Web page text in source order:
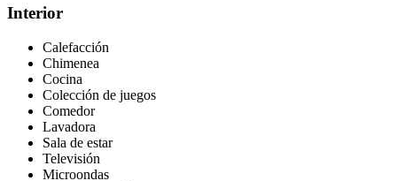
Interior
Calefacción
Chimenea
Cocina
Colección de juegos
Comedor
Lavadora
Sala de estar
Televisión
Microondas